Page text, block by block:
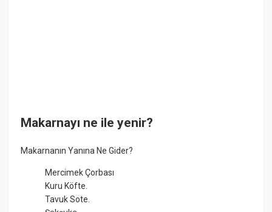
Makarnayı ne ile yenir?
Makarnanın Yanına Ne Gider?
Mercimek Çorbası
Kuru Köfte.
Tavuk Sote.